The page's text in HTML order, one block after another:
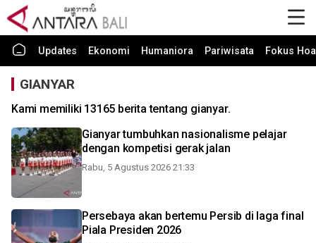
Updates Ekonomi Humaniora Pariwisata Fokus
GIANYAR
Kami memiliki 13165 berita tentang gianyar.
Gianyar tumbuhkan nasionalisme pelajar
dengan kompetisi gerak jalan
Rabu, 5 Agustus 2026 21:33
Persebaya akan bertemu Persib di laga final
Piala Presiden 2026